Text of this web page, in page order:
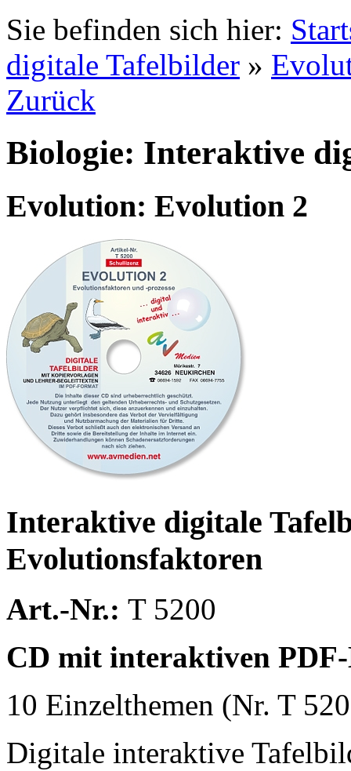
Sie befinden sich hier:
digitale Tafelbilder »
Zurück
Biologie: Interaktive
Evolution: Evolution 2
Interaktive digitale
Evolutionsfaktoren
Art.-Nr.: T 5200
CD mit interaktiven
10 Einzelthemen (Nr. T
Digitale interaktive